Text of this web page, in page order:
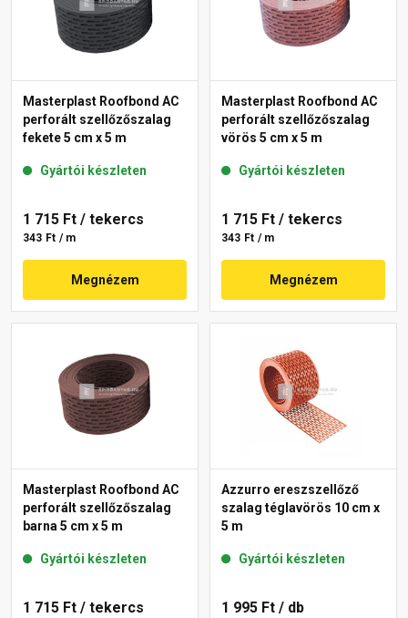
Masterplast Roofbond AC
perforált szellőzőszalag
fekete 5 cm x 5 m
Gyártói készleten
1 715 Ft / tekercs
343 Ft / m
Megnézem
Masterplast Roofbond AC
perforált szellőzőszalag
vörös 5 cm x 5 m
Gyártói készleten
1 715 Ft / tekercs
343 Ft / m
Megnézem
Masterplast Roofbond AC
perforált szellőzőszalag
barna 5 cm x 5 m
Gyártói készleten
1 715 Ft / tekercs
Azzurro ereszszellőző
szalag téglavörös 10 cm x
5 m
Gyártói készleten
1 995 Ft / db